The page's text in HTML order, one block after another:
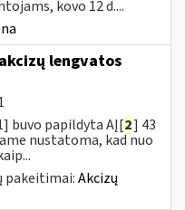
kovo 12 d....
lengvatos
buvo papildyta AĮ[2] 43
nustatoma, kad nuo
pakeitimai:Akcizų